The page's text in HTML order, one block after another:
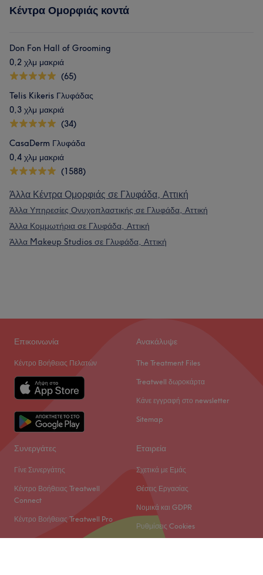
Κέντρα Ομορφιάς κοντά
Don Fon Hall of Grooming
0,2 χλμ μακριά
(65)
Telis Kikeris Γλυφάδας
0,3 χλμ μακριά
(34)
CasaDerm Γλυφάδα
0,4 χλμ μακριά
(1588)
Άλλα Κέντρα Ομορφιάς σε Γλυφάδα, Αττική
Άλλα Υπηρεσίες Ονυχοπλαστικής σε Γλυφάδα, Αττική
Άλλα Κομμωτήρια σε Γλυφάδα, Αττική
Άλλα Makeup Studios σε Γλυφάδα, Αττική
Επικοινωνία
Κέντρο Βοήθειας Πελατών
Ανακάλυψε
The Treatment Files
Treatwell δωροκάρτα
Κάνε εγγραφή στο newsletter
Sitemap
Συνεργάτες
Γίνε Συνεργάτης
Κέντρο Βοήθειας Treatwell
Connect
Κέντρο Βοήθειας Treatwell Pro
Εταιρεία
Σχετικά με Εμάς
Θέσεις Εργασίας
Νομικά και GDPR
Ρυθμίσεις Cookies